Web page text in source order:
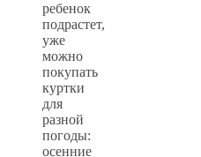
ребенок
подрастет,
уже
можно
покупать
куртки
для
разной
погоды:
осенние